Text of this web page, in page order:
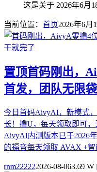
这是关于 2026年6月
当前位置： 首页2026年6月
置顶首码刚出，
首发，团队无限
今日首码AivyAI，新模式
长！撸U，每天领取即可，
AivyAI内测版本已于2026
的福音每天领取 AVAX +智
rnm222222026-08-063.69 W